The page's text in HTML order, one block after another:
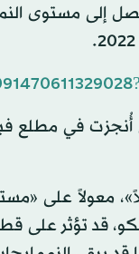
إلى مستوى
معولاً على
قد تؤثر على